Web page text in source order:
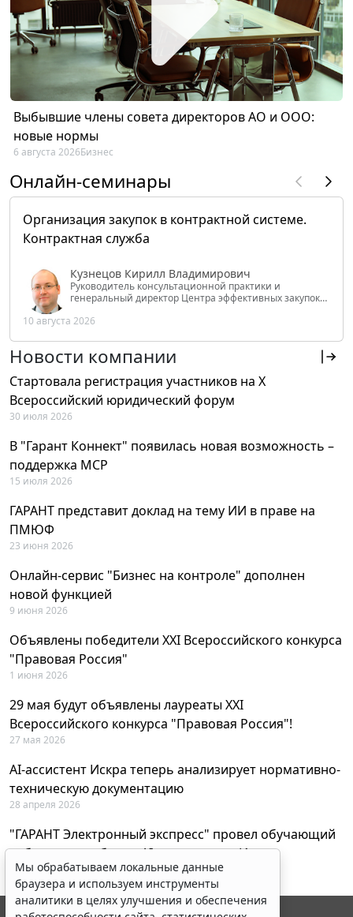
Выбывшие члены совета директоров АО и ООО:
новые нормы
6 августа 2026Бизнес
Онлайн-семинары
Организация закупок в контрактной системе.
Контрактная служба
Кузнецов Кирилл Владимирович
Руководитель консультационной практики и
генеральный директор Центра эффективных закупок
РФ
10 августа 2026
Новости компании
Стартовала регистрация участников на X
Всероссийский юридический форум
30 июля 2026
В "Гарант Коннект" появилась новая возможность –
поддержка MCP
15 июля 2026
ГАРАНТ представит доклад на тему ИИ в праве на
ПМЮФ
23 июня 2026
Онлайн-сервис "Бизнес на контроле" дополнен
новой функцией
9 июня 2026
Объявлены победители XXI Всероссийского конкурса
"Правовая Россия"
1 июня 2026
29 мая будут объявлены лауреаты XXI
Всероссийского конкурса "Правовая Россия"!
27 мая 2026
AI-ассистент Искра теперь анализирует нормативно-
техническую документацию
28 апреля 2026
"ГАРАНТ Электронный экспресс" провел обучающий
вебинар по работе с AI-ассистентом Искра
23 апреля 2026
Мы обрабатываем локальные данные
браузера и используем инструменты
аналитики в целях улучшения и обеспечения